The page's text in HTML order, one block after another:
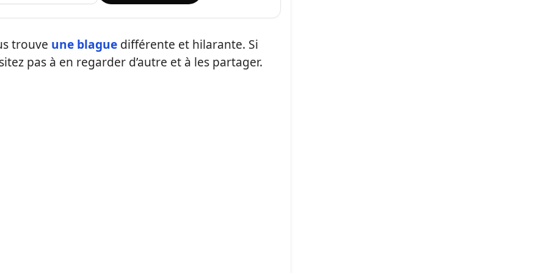
trouve une blague différente et hilarante. Si
pas à en regarder d’autre et à les partager.